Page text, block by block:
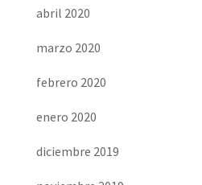
abril 2020
marzo 2020
febrero 2020
enero 2020
diciembre 2019